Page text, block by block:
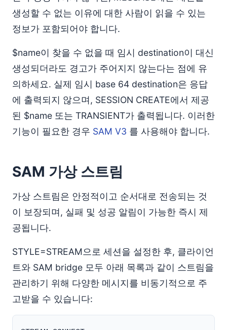
생성할 수 없는 이유에 대한 사람이 읽을 수 있는
정보가 포함되어야 합니다.
$name이 찾을 수 없을 때 임시 destination이 대신
생성되더라도 경고가 주어지지 않는다는 점에 유
의하세요. 실제 임시 base 64 destination은 응답
에 출력되지 않으며, SESSION CREATE에서 제공
된 $name 또는 TRANSIENT가 출력됩니다. 이러한
기능이 필요한 경우 SAM V3 를 사용해야 합니다.
SAM 가상 스트림
가상 스트림은 안정적이고 순서대로 전송되는 것
이 보장되며, 실패 및 성공 알림이 가능한 즉시 제
공됩니다.
STYLE=STREAM으로 세션을 설정한 후, 클라이언
트와 SAM bridge 모두 아래 목록과 같이 스트림을
관리하기 위해 다양한 메시지를 비동기적으로 주
고받을 수 있습니다: